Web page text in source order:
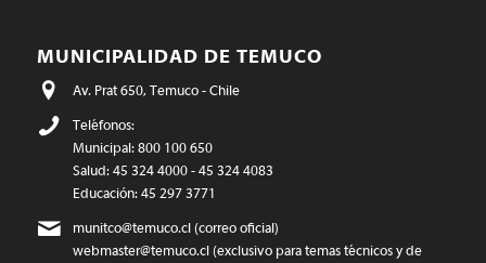
MUNICIPALIDAD DE TEMUCO
Av. Prat 650, Temuco - Chile
Teléfonos:
Municipal: 800 100 650
Salud: 45 324 4000 - 45 324 4083
Educación: 45 297 3771
munitco@temuco.cl(correo oficial)
webmaster@temuco.cl(exclusivo para temas técnicos y de